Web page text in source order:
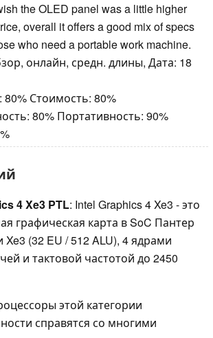
the OLED panel was a little higher
overall it offers a good mix of specs
who need a portable work machine.
онлайн, средн. длины, Дата: 18
: 80% Стоимость: 80%
80% Портативность: 90%
4 Xe3 PTL: Intel Graphics 4 Xe3 - это
графическая карта в SoC Пантер
(32 EU / 512 ALU), 4 ядрами
и тактовой частотой до 2450
этой категории
справятся со многими